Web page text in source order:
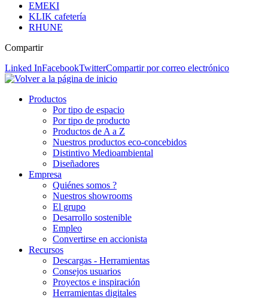
EMEKI
KLIK cafetería
RHUNE
Compartir
Linked InFacebookTwitterCompartir por correo electrónico
Productos
Por tipo de espacio
Por tipo de producto
Productos de A a Z
Nuestros productos eco-concebidos
Distintivo Medioambiental
Diseñadores
Empresa
Quiénes somos ?
Nuestros showrooms
El grupo
Desarrollo sostenible
Empleo
Convertirse en accionista
Recursos
Descargas - Herramientas
Consejos usuarios
Proyectos e inspiración
Herramientas digitales